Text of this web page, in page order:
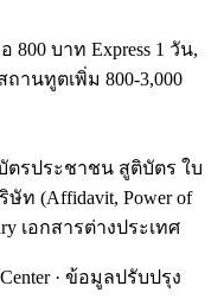
800 บาท Express 1 วัน,
ถานทูตเพิ่ม 800-3,000
ตรประชาชน สูติบัตร ใบ
ษัท (Affidavit, Power of
เอกสารต่างประเทศ
· ข้อมูลปรับปรุง